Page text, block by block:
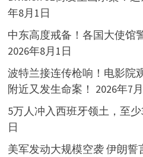
年8月1日
中东高度戒备！各国大使馆
2026年8月1日
波特兰接连传枪响！电影院
附近又发生命案！ 2026年7
5万人冲入西班牙领土，至少
日
美军发动大规模空袭 伊朗誓